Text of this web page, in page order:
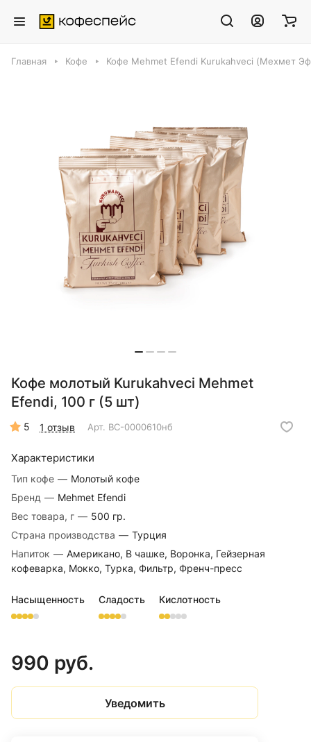
Главная Кофе Кофе Mehmet Efendi Kurukahveci (Мехмет
Кофе молотый Kurukahveci Mehmet
Efendi, 100 г (5 шт)
5 1 отзыв Арт. ВС-0000610нб
Характеристики
Тип кофе — Молотый кофе
Бренд — Mehmet Efendi
Вес товара, г — 500 гр.
Страна производства — Турция
Напиток — Американо, В чашке, Воронка, Гейзерная
кофеварка, Мокко, Турка, Фильтр, Френч-пресс
Насыщенность Сладость Кислотность
990 руб.
Уведомить